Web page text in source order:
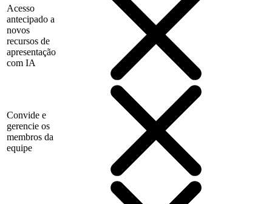
Acesso
antecipado a
novos
recursos de
apresentação
com IA
Convide e
gerencie os
membros da
equipe